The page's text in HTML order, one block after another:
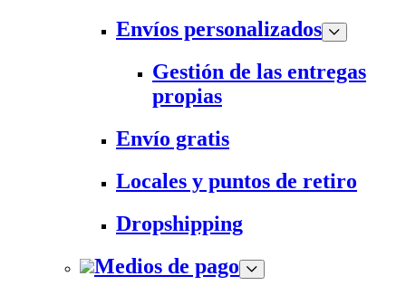
Envíos personalizados
Gestión de las entregas
propias
Envío gratis
Locales y puntos de retiro
Dropshipping
Medios de pago